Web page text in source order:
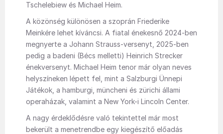
Tschelebiew és Michael Heim.
A közönség különösen a szoprán Friederike
Meinkére lehet kíváncsi. A fiatal énekesnő 2024-ben
megnyerte a Johann Strauss-versenyt, 2025-ben
pedig a badeni (Bécs melletti) Heinrich Strecker
énekversenyt. Michael Heim tenor már olyan neves
helyszíneken lépett fel, mint a Salzburgi Ünnepi
Játékok, a hamburgi, müncheni és zürichi állami
operaházak, valamint a New York-i Lincoln Center.
A nagy érdeklődésre való tekintettel már most
bekerült a menetrendbe egy kiegészítő előadás